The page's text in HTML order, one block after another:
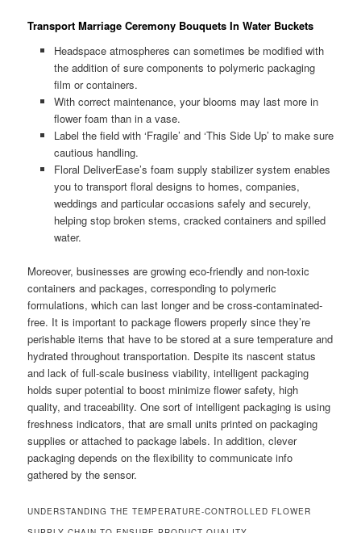
Transport Marriage Ceremony Bouquets In Water Buckets
Headspace atmospheres can sometimes be modified with
the addition of sure components to polymeric packaging
film or containers.
With correct maintenance, your blooms may last more in
flower foam than in a vase.
Label the field with ‘Fragile’ and ‘This Side Up’ to make sure
cautious handling.
Floral DeliverEase’s foam supply stabilizer system enables
you to transport floral designs to homes, companies,
weddings and particular occasions safely and securely,
helping stop broken stems, cracked containers and spilled
water.
Moreover, businesses are growing eco-friendly and non-toxic
containers and packages, corresponding to polymeric
formulations, which can last longer and be cross-contaminated-
free. It is important to package flowers properly since they’re
perishable items that have to be stored at a sure temperature and
hydrated throughout transportation. Despite its nascent status
and lack of full-scale business viability, intelligent packaging
holds super potential to boost minimize flower safety, high
quality, and traceability. One sort of intelligent packaging is using
freshness indicators, that are small units printed on packaging
supplies or attached to package labels. In addition, clever
packaging depends on the flexibility to communicate info
gathered by the sensor.
UNDERSTANDING THE TEMPERATURE-CONTROLLED FLOWER